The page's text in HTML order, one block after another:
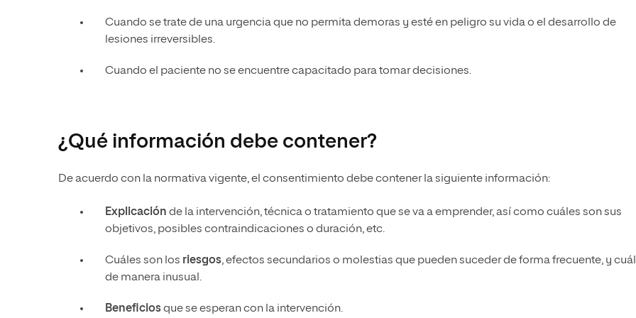
Cuando se trate de una urgencia que no permita demoras y esté en peligro su vida o el desarrollo de
lesiones irreversibles.
Cuando el paciente no se encuentre capacitado para tomar decisiones.
¿Qué información debe contener?
De acuerdo con la normativa vigente, el consentimiento debe contener la siguiente información:
Explicación de la intervención, técnica o tratamiento que se va a emprender, así como cuáles son sus
objetivos, posibles contraindicaciones o duración, etc.
Cuáles son los riesgos, efectos secundarios o molestias que pueden suceder de forma frecuente, y
de manera inusual.
Beneficiosque se esperan con la intervención.